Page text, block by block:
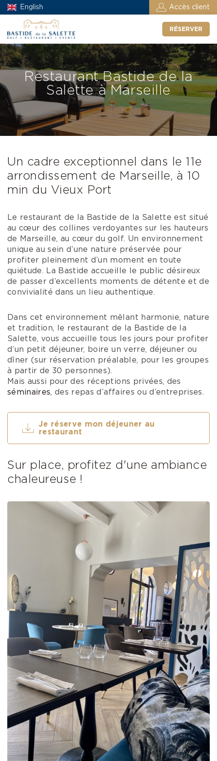
English Accès client
RÉSERVER
Restaurant Bastide de la
Salette à Marseille
Un cadre exceptionnel dans le 11e
arrondissement de Marseille, à 10
min du Vieux Port
Le restaurant de la Bastide de la Salette est situé
au cœur des collines verdoyantes sur les hauteurs
de Marseille, au cœur du golf. Un environnement
unique au sein d’une nature préservée pour
profiter pleinement d’un moment en toute
quiétude. La Bastide accueille le public désireux
de passer d’excellents moments de détente et de
convivialité dans un lieu authentique.
Dans cet environnement mêlant harmonie, nature
et tradition, le restaurant de la Bastide de la
Salette, vous accueille tous les jours pour profiter
d’un petit déjeuner, boire un verre, déjeuner ou
dîner (sur réservation préalable, pour les groupes
à partir de 30 personnes).
Mais aussi pour des réceptions privées, des
séminaires, des repas d’affaires ou d’entreprises.
Je réserve mon déjeuner au
restaurant
Sur place, profitez d'une ambiance
chaleureuse !